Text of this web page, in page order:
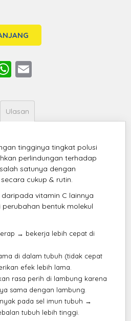
WhatsApp
Ulasan
tingginya tingkat polusi
perlindungan terhadap
satunya dengan
cukup & rutin.
vitamin C lainnya
bentuk molekul
→ bekerja lebih cepat di
di dalam tubuh (tidak cepat
efek lebih lama.
rasa perih di lambung karena
sama dengan lambung.
pada sel imun tubuh →
tubuh lebih tinggi.